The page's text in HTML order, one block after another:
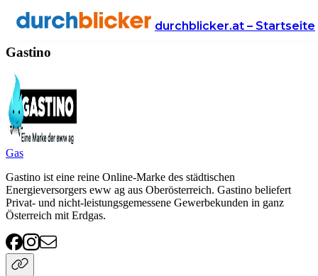
durchblicker.at – Startseite
Anbieter Energie Gastino
Gastino
Gas
Gastino ist eine reine Online-Marke des städtischen
Energieversorgers eww ag aus Oberösterreich. Gastino beliefert
Privat- und nicht-leistungsgemessene Gewerbekunden in ganz
Österreich mit Erdgas.